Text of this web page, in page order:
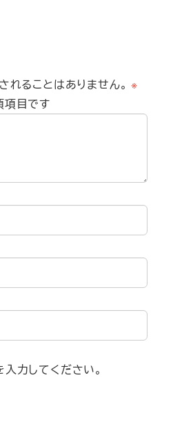
れることはありません。 ※
項目です
力してください。